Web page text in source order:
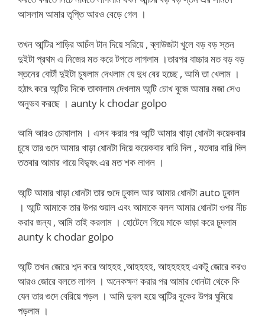
আসলাম আমার তৃপ্তি আরও বেড়ে গেল ।
তখন আন্টির শাড়ির আচঁল টান দিয়ে সরিয়ে , ব্লাউজটা খুলে বড় বড় স্তন
দুইটা প্রথম এ নিজের মত করে টপতে লাগলাম ।তারপর বাচ্চার মত বড় বড়
স্তনের বোটাঁ দুইটা চুষলাম দেখলাম যে দুধ বের হচ্ছে , আমি তা খেলাম ।
হঠাৎ করে আন্টির দিকে তাকালাম দেখলাম আন্টি চোখ বুজে আমার মজা সেও
অনুভব করছে । aunty k chodar golpo
আমি আরও চোষালাম । এসব করার পর আন্টি আমার খাড়া ধোনটা কয়েকবার
চুষে তার গুদে আমার খাড়া ধোনটা দিয়ে কয়েকবার বারি দিল , যতবার বারি দিল
ততবার আমার গায়ে বিদ্যুৎ এর মত শক লাগল ।
আন্টি আমার খাড়া ধোনটা তার গুদে ঢুকাল আর আমার ধোনটা auto ঢুকাল
। আন্টি আমাকে তার উপর শুয়াল এবং আমাকে বলল আমার ধোনটা ওপর নীচ
করার জন্য , আমি তাই করলাম । হোটেলে গিয়ে মাকে ভাড়া করে চুদলাম
aunty k chodar golpo
আন্টি তখন জোরে শব্দ করে আহহহ ,আহহহহ, আহহহহহ একটু জোরে করও
আরও জোরে বলতে লাগল । অনেকক্ষণ করার পর আমার ধোনটা থেকে কি
যেন তার গুদে বেরিয়ে পড়ল । আমি দুবল হয়ে আন্টির বুকের উপর ঘুমিয়ে
পড়লাম ।